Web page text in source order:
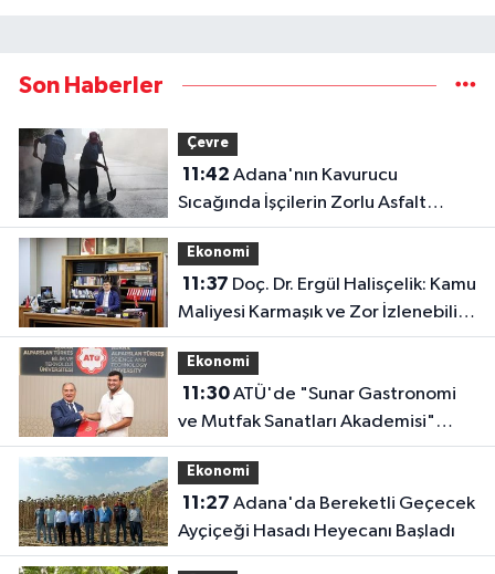
Son Haberler
Çevre
11:42
Sıcağında İşçilerin Zorlu Asfalt
Mesaisi Sürüyor
Ekonomi
11:37
Maliyesi Karmaşık ve Zor İzlenebilir
Bir Yapıya Dönüştü
Ekonomi
11:30ATÜ'de "Sunar Gastronomi
ve Mutfak Sanatları Akademisi"
Kuruluyor
Ekonomi
11:27
Ayçiçeği Hasadı Heyecanı Başladı